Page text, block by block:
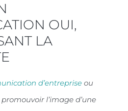
OUI,
LA
d’entrepriseou
l’image d’une